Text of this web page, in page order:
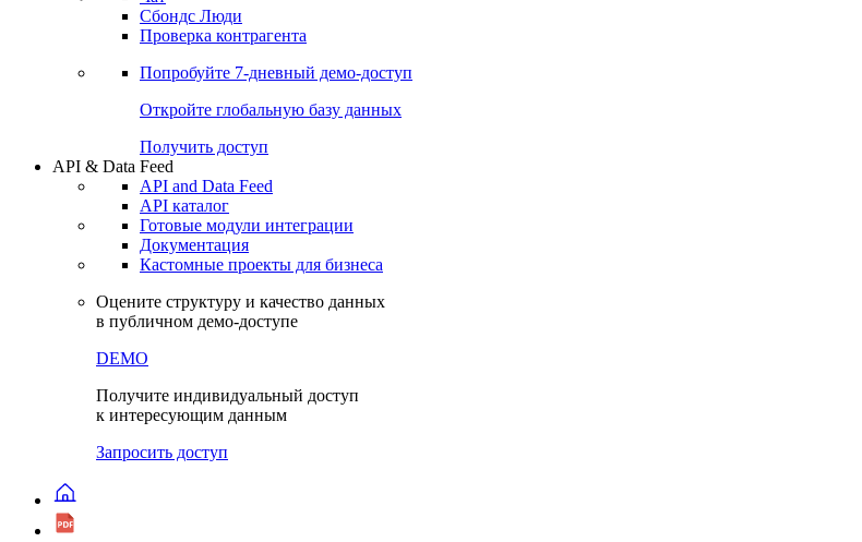
Сбондс Люди
Проверка контрагента
Попробуйте 7-дневный демо-доступ
Откройте глобальную базу данных
Получить доступ
API & Data Feed
API and Data Feed
API каталог
Готовые модули интеграции
Документация
Кастомные проекты для бизнеса
Оцените структуру и качество данных
в публичном демо-доступе
DEMO
Получите индивидуальный доступ
к интересующим данным
Запросить доступ